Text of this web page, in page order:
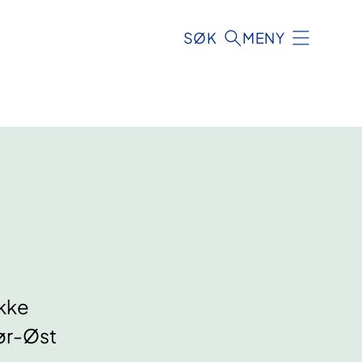
SØK MENY
Øst